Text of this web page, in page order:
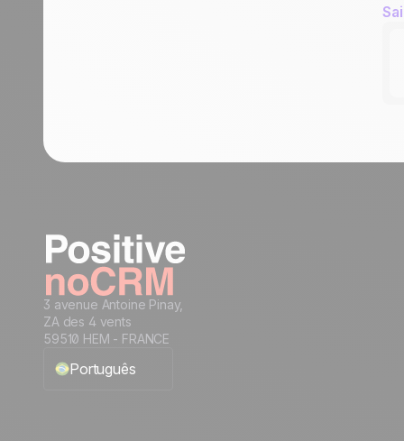
3 avenue Antoine Pinay,
ZA des 4 vents
59510 HEM - FRANCE
Português